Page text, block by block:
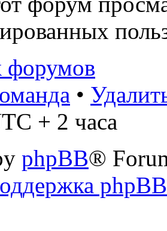
форумов
•
+ 2 часа
phpBB®
phpBB